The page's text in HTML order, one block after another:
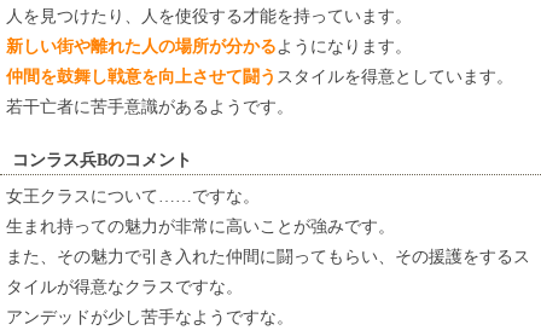
人を見つけたり、人を使役する才能を持っています。
新しい街や離れた人の場所が分かるようになります。
仲間を鼓舞し戦意を向上させて闘う スタイルを得意としています。
若干亡者に苦手意識があるようです。
コンラス兵Bのコメント
女王クラスについて……ですな。
生まれ持っての魅力が非常に高いことが強みです。
また、その魅力で引き入れた仲間に闘ってもらい、その援護をするス
タイルが得意なクラスですな。
アンデッドが少し苦手なようですな。